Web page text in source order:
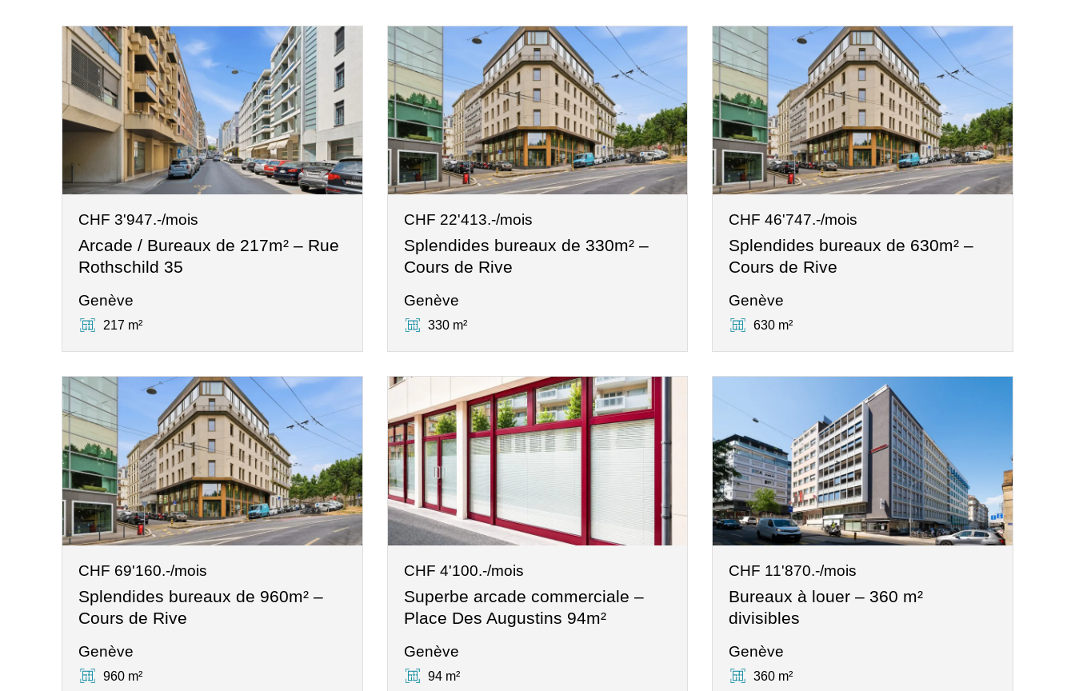
CHF 3'947.-/mois
Arcade / Bureaux de 217m² – Rue
Rothschild 35
Genève
217 m²
CHF 22'413.-/mois
Splendides bureaux de 330m² –
Cours de Rive
Genève
330 m²
CHF 46'747.-/mois
Splendides bureaux de 630m² –
Cours de Rive
Genève
630 m²
CHF 69'160.-/mois
Splendides bureaux de 960m² –
Cours de Rive
Genève
960 m²
CHF 4'100.-/mois
Superbe arcade commerciale –
Place Des Augustins 94m²
Genève
94 m²
CHF 11'870.-/mois
Bureaux à louer – 360 m²
divisibles
Genève
360 m²